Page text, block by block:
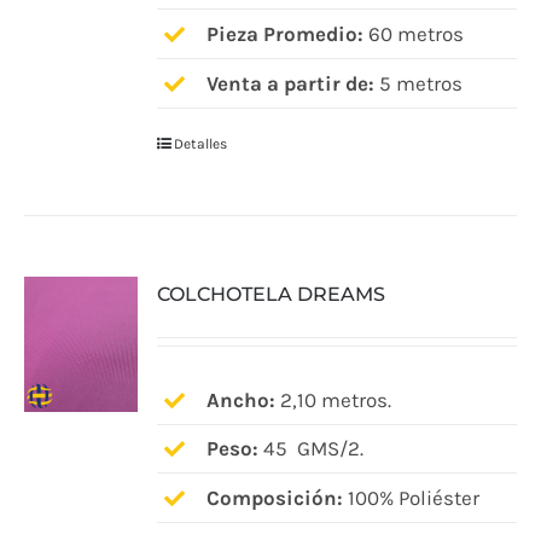
Pieza Promedio: 60 metros
Venta a partir de: 5 metros
Detalles
COLCHOTELA DREAMS
Ancho: 2,10 metros.
Peso: 45 GMS/2.
Composición: 100% Poliéster